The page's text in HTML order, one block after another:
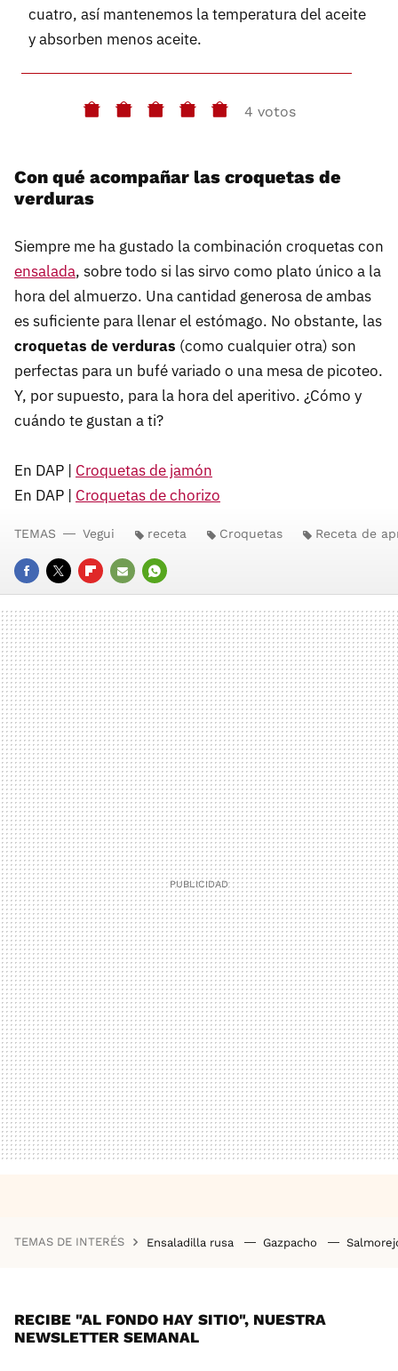
cuatro, así mantenemos la temperatura del aceite
y absorben menos aceite.
4 votos
Con qué acompañar las croquetas de
verduras
Siempre me ha gustado la combinación croquetas con
ensalada, sobre todo si las sirvo como plato único a la
hora del almuerzo. Una cantidad generosa de ambas
es suficiente para llenar el estómago. No obstante, las
croquetas de verduras (como cualquier otra) son
perfectas para un bufé variado o una mesa de picoteo.
Y, por supuesto, para la hora del aperitivo. ¿Cómo y
cuándo te gustan a ti?
En DAP | Croquetas de jamón
En DAP | Croquetas de chorizo
FACEBOOK
TWITTERFLIPBOARD
E-
MAIL
WHATSAPP
TEMAS Vegui receta Croquetas Receta de
TEMAS DE INTERÉS Ensaladilla rusa Gazpacho
RECIBE "AL FONDO HAY SITIO", NUESTRA
NEWSLETTER SEMANAL